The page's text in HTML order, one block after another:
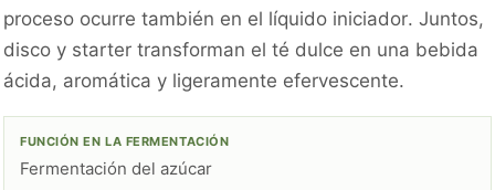
proceso ocurre también en el líquido iniciador. Juntos,
disco y starter transforman el té dulce en una bebida
ácida, aromática y ligeramente efervescente.
Fermentación del azúcar